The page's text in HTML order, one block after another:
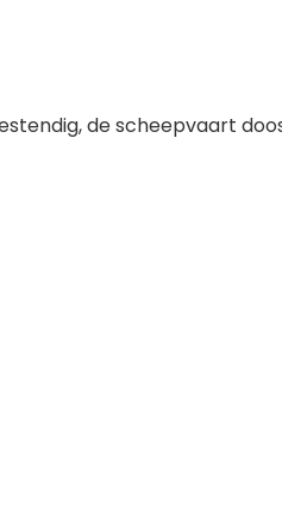
de scheepvaart